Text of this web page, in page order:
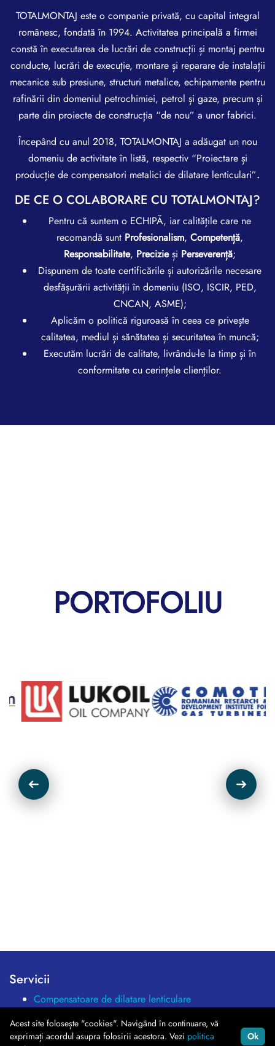
TOTALMONTAJ este o companie privată, cu capital integral
românesc, fondată în 1994. Activitatea principală a firmei
constă în executarea de lucrări de construcții și montaj pentru
conducte, lucrări de execuție, montare și reparare de instalații
mecanice sub presiune, structuri metalice, echipamente pentru
rafinării din domeniul petrochimiei, petrol și gaze, precum și
parte din proiecte de construcția “de nou” a unor fabrici.
Începând cu anul 2018, TOTALMONTAJ a adăugat un nou
domeniu de activitate în listă, respectiv “Proiectare și
producție de compensatori metalici de dilatare lenticulari”.
DE CE O COLABORARE CU TOTALMONTAJ?
Pentru că suntem o ECHIPĂ, iar calitățile care ne
recomandă sunt Profesionalism, Competență,
Responsabilitate, Precizieși Perseverență;
Dispunem de toate certificările și autorizările necesare
desfășurării activității în domeniu (ISO, ISCIR, PED,
CNCAN, ASME);
Aplicăm o politică riguroasă în ceea ce privește
calitatea, mediul și sănătatea și securitatea în muncă;
Executăm lucrări de calitate, livrându-le la timp și în
conformitate cu cerințele clienților.
PORTOFOLIU
Servicii
Compensatoare de dilatare lenticulare
Montaj conducte tehnologice
Acest site folosește "cookies". Navigând în continuare, vă
exprimați acordul asupra folosirii acestora. Vezi politica
Ok